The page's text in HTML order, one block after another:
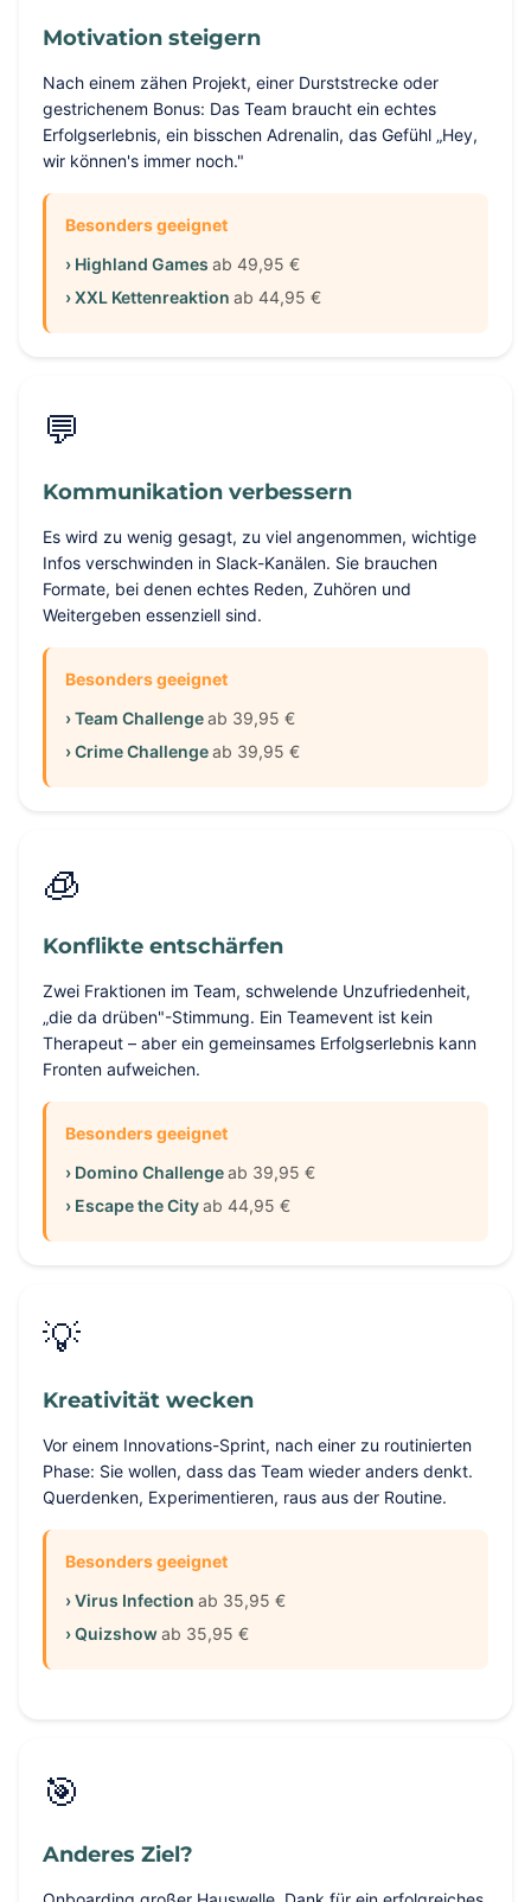
Motivation steigern
Nach einem zähen Projekt, einer Durststrecke oder
gestrichenem Bonus: Das Team braucht ein echtes
Erfolgserlebnis, ein bisschen Adrenalin, das Gefühl „Hey,
wir können's immer noch."
Besonders geeignet
› Highland Games ab 49,95 €
› XXL Kettenreaktion ab 44,95 €
💬
Kommunikation verbessern
Es wird zu wenig gesagt, zu viel angenommen, wichtige
Infos verschwinden in Slack-Kanälen. Sie brauchen
Formate, bei denen echtes Reden, Zuhören und
Weitergeben essenziell sind.
Besonders geeignet
› Team Challengeab 39,95 €
› Crime Challengeab 39,95 €
🧊
Konflikte entschärfen
Zwei Fraktionen im Team, schwelende Unzufriedenheit,
„die da drüben"-Stimmung. Ein Teamevent ist kein
Therapeut – aber ein gemeinsames Erfolgserlebnis kann
Fronten aufweichen.
Besonders geeignet
› Domino Challengeab 39,95 €
› Escape the Cityab 44,95 €
💡
Kreativität wecken
Vor einem Innovations-Sprint, nach einer zu routinierten
Phase: Sie wollen, dass das Team wieder anders denkt.
Querdenken, Experimentieren, raus aus der Routine.
Besonders geeignet
› Virus Infection ab 35,95 €
› Quizshowab 35,95 €
🎯
Anderes Ziel?